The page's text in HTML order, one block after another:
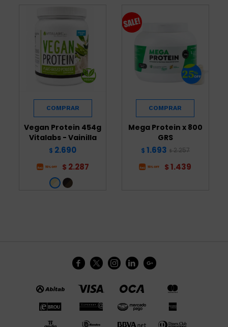
Vegan Protein 454g
Vitalabs - Vainilla
$ 2.690
$ 2.287
Mega Protein x 800
GRS
$ 1.693 $ 2.257
$ 1.439
    